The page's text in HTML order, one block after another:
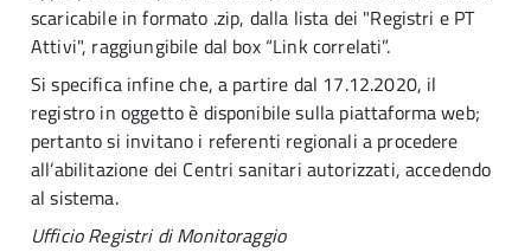
scaricabile in formato .zip, dalla lista dei "Registri e PT
Attivi", raggiungibile dal box “Link correlati”.
Si specifica infine che, a partire dal 17.12.2020, il
registro in oggetto è disponibile sulla piattaforma web;
pertanto si invitano i referenti regionali a procedere
all’abilitazione dei Centri sanitari autorizzati, accedendo
al sistema.
Ufficio Registri di Monitoraggio